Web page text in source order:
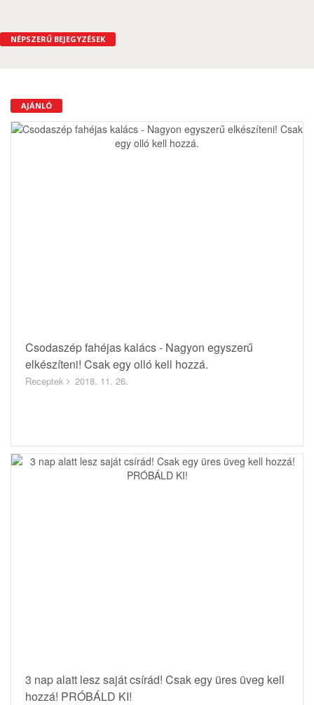
NÉPSZERŰ BEJEGYZÉSEK
AJÁNLÓ
Csodaszép fahéjas kalács - Nagyon egyszerű
elkészíteni! Csak egy olló kell hozzá.
Receptek 2018. 11. 26.
3 nap alatt lesz saját csírád! Csak egy üres üveg kell
hozzá! PRÓBÁLD KI!